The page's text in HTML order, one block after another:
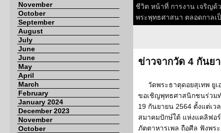
November
October
September
August
July
June
June
May
April
March
February
January 2024
December 2023
November
October
ชีวิต หน้าที่ การงาน เจริญ
พระพุทธศาสนา ตลอดกาลเ
ข่าวจากวัด 4 กันย
วัดพระธาตุดอยสุเทพ ยู
ขอเชิญพุทธศาสนิกชนร่วม
19 กันยายน 2564 ตั้งแต่เ
สมาคมปักษ์ใต้ แห่งแคลิฟอ
ภัตตาหารเพล ถือศีล ฟังพร